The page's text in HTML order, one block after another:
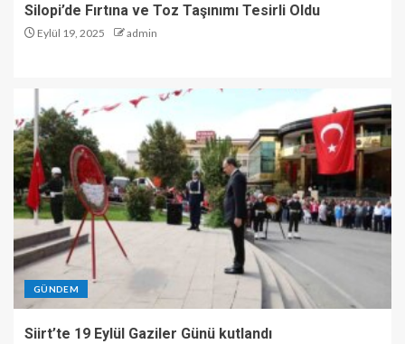
Silopi’de Fırtına ve Toz Taşınımı Tesirli Oldu
Eylül 19, 2025 admin
GÜNDEM
Siirt’te 19 Eylül Gaziler Günü kutlandı